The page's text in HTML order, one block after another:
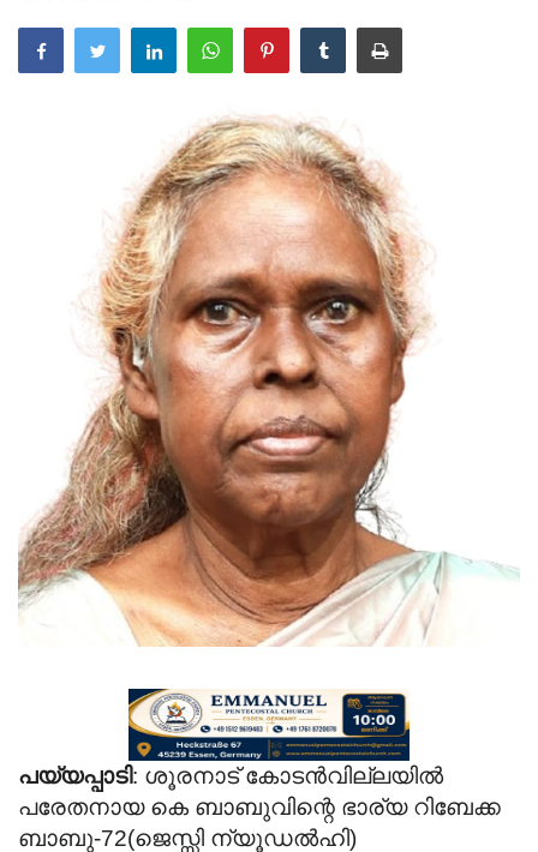
Matrimony
Praise & Prayers
Contact US
പയ്യപ്പാടി: ശൂരനാട് കോടൻവില്ലയിൽ
പരേതനായ കെ ബാബുവിന്റെ ഭാര്യ റിബേക്ക
ബാബു-72(ജെസ്സി ന്യൂഡൽഹി)